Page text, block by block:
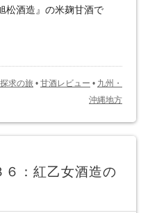
松酒造』の米麹甘酒で
求の旅 • 甘酒レビュー • 九州・
沖縄地方
６：紅乙女酒造の